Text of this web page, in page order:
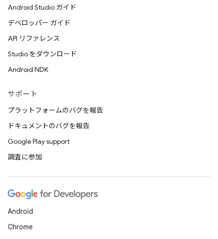
Android Studio ガイド
デベロッパー ガイド
API リファレンス
Studio をダウンロード
Android NDK
サポート
プラットフォームのバグを報告
ドキュメントのバグを報告
Google Play support
調査に参加
Android
Chrome